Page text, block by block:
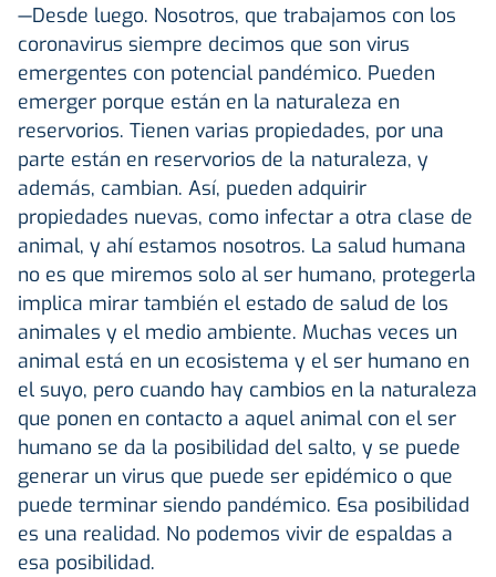
—Desde luego. Nosotros, que trabajamos con los
coronavirus siempre decimos que son virus
emergentes con potencial pandémico. Pueden
emerger porque están en la naturaleza en
reservorios. Tienen varias propiedades, por una
parte están en reservorios de la naturaleza, y
además, cambian. Así, pueden adquirir
propiedades nuevas, como infectar a otra clase de
animal, y ahí estamos nosotros. La salud humana
no es que miremos solo al ser humano, protegerla
implica mirar también el estado de salud de los
animales y el medio ambiente. Muchas veces un
animal está en un ecosistema y el ser humano en
el suyo, pero cuando hay cambios en la naturaleza
que ponen en contacto a aquel animal con el ser
humano se da la posibilidad del salto, y se puede
generar un virus que puede ser epidémico o que
puede terminar siendo pandémico. Esa posibilidad
es una realidad. No podemos vivir de espaldas a
esa posibilidad.